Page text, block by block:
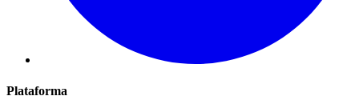
Plataforma